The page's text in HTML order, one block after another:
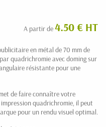
A partir de4.50 € HT
en métal de 70 mm de
quadrichromie avec doming sur
résistante pour une
de faire connaître votre
quadrichromie, il peut
pour un rendu visuel optimal.